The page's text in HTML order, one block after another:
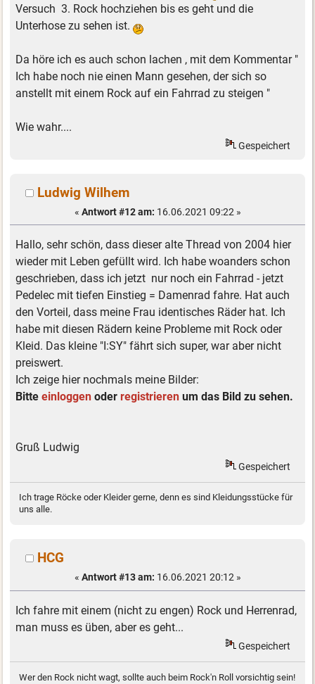
Versuch 3. Rock hochziehen bis es geht und die
Unterhose zu sehen ist.
Da höre ich es auch schon lachen , mit dem Kommentar "
Ich habe noch nie einen Mann gesehen, der sich so
anstellt mit einem Rock auf ein Fahrrad zu steigen "
Wie wahr....
Gespeichert
Ludwig Wilhem
« Antwort #12 am: 16.06.2021 09:22 »
Hallo, sehr schön, dass dieser alte Thread von 2004 hier
wieder mit Leben gefüllt wird. Ich habe woanders schon
geschrieben, dass ich jetzt nur noch ein Fahrrad - jetzt
Pedelec mit tiefen Einstieg = Damenrad fahre. Hat auch
den Vorteil, dass meine Frau identisches Räder hat. Ich
habe mit diesen Rädern keine Probleme mit Rock oder
Kleid. Das kleine "I:SY" fährt sich super, war aber nicht
preiswert.
Ich zeige hier nochmals meine Bilder:
Bitteeinloggen oderregistrieren um das Bild zu sehen.
Gruß Ludwig
Gespeichert
Ich trage Röcke oder Kleider gerne, denn es sind Kleidungsstücke für
uns alle.
HCG
« Antwort #13 am: 16.06.2021 20:12 »
Ich fahre mit einem (nicht zu engen) Rock und Herrenrad,
man muss es üben, aber es geht...
Gespeichert
Wer den Rock nicht wagt, sollte auch beim Rock'n Roll vorsichtig sein!